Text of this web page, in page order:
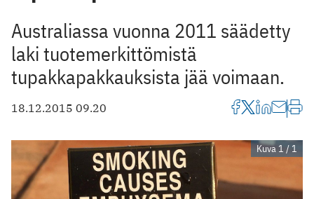
Australiassa vuonna 2011 säädetty
laki tuotemerkittömistä
tupakkapakkauksista jää voimaan.
18.12.2015 09.20
Kuva 1 / 1